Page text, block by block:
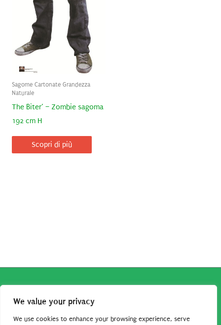
We value your privacy
We use cookies to enhance your browsing experience, serve
Sagome Cartonate Grandezza
Naturale
The Biter’ – Zombie sagoma
192 cm H
Scopri di più
associato Amazon percepisce dei ricavi da acquisti idonei.
Tutti i guadagni sono direttamente reinvestiti in questo sito